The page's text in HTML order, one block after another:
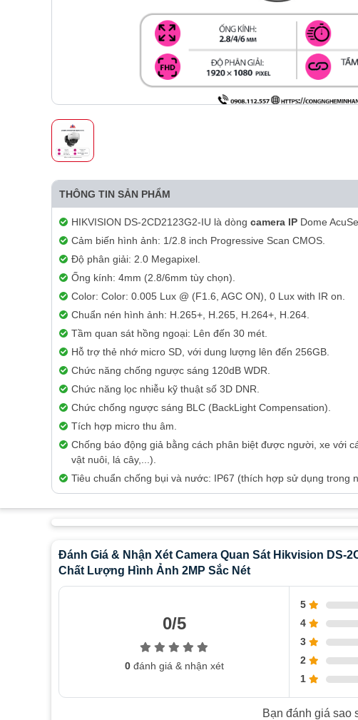
THÔNG TIN SẢN PHẨM
HIKVISION DS-2CD2123G2-IU là dòng camera IP Dome
Cảm biến hình ảnh: 1/2.8 inch Progressive Scan CMOS.
Độ phân giải: 2.0 Megapixel.
Ống kính: 4mm (2.8/6mm tùy chọn).
Color: Color: 0.005 Lux @ (F1.6, AGC ON), 0 Lux with IR on.
Chuẩn nén hình ảnh: H.265+, H.265, H.264+, H.264.
Tầm quan sát hồng ngoại: Lên đến 30 mét.
Hỗ trợ thẻ nhớ micro SD, với dung lượng lên đến 256GB.
Chức năng chống ngược sáng 120dB WDR.
Chức năng lọc nhiễu kỹ thuật số 3D DNR.
Chức chống ngược sáng BLC (BackLight Compensation).
Tích hợp micro thu âm.
Chống báo động giả bằng cách phân biệt được người, xe với
vật nuôi, lá cây,...).
Tiêu chuẩn chống bụi và nước: IP67 (thích hợp sử dụng trong
Đánh Giá & Nhận Xét Camera Quan Sát Hikvision DS-
Chất Lượng Hình Ảnh 2MP Sắc Nét
0/5
0đánh giá & nhận xét
5
4
3
2
1
Bạn đánh giá sao